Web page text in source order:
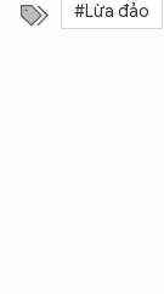
#Lừa đảo